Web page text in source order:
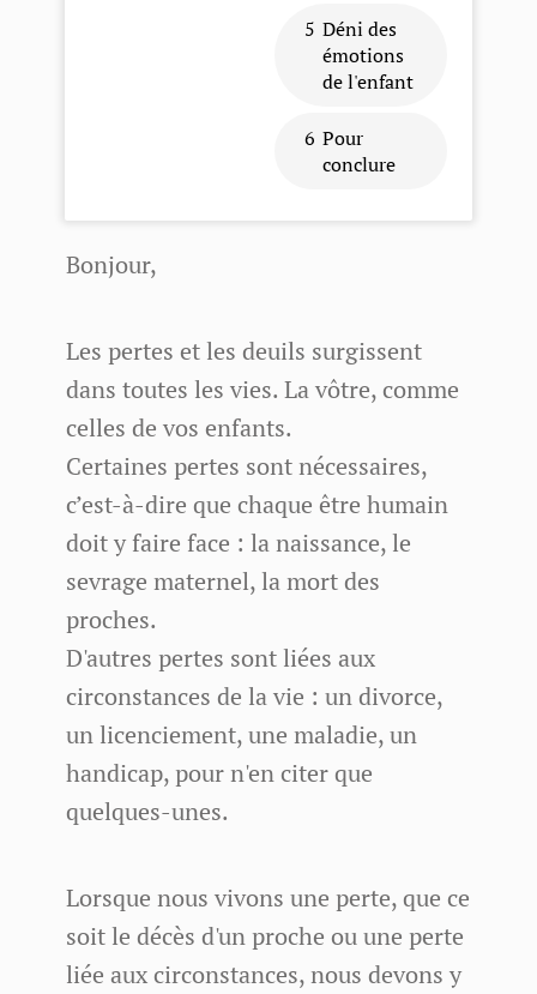
5 Déni des
émotions
de l'enfant
6 Pour
conclure
Bonjour,
Les pertes et les deuils surgissent
dans toutes les vies. La vôtre, comme
celles de vos enfants.
Certaines pertes sont nécessaires,
c’est-à-dire que chaque être humain
doit y faire face : la naissance, le
sevrage maternel, la mort des
proches.
D'autres pertes sont liées aux
circonstances de la vie : un divorce,
un licenciement, une maladie, un
handicap, pour n'en citer que
quelques-unes.
Lorsque nous vivons une perte, que ce
soit le décès d'un proche ou une perte
liée aux circonstances, nous devons y